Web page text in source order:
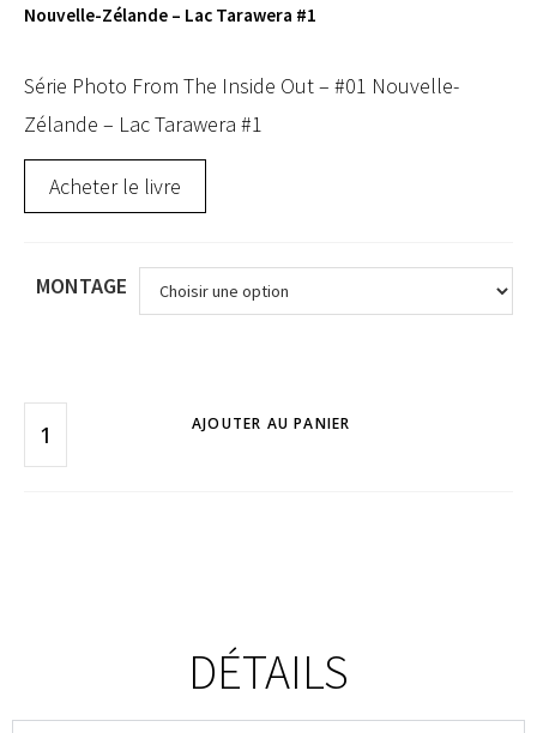
Nouvelle-Zélande – Lac Tarawera #1
Série Photo From The Inside Out – #01 Nouvelle-
Zélande – Lac Tarawera #1
Acheter le livre
MONTAGE
AJOUTER AU PANIER
DÉTAILS